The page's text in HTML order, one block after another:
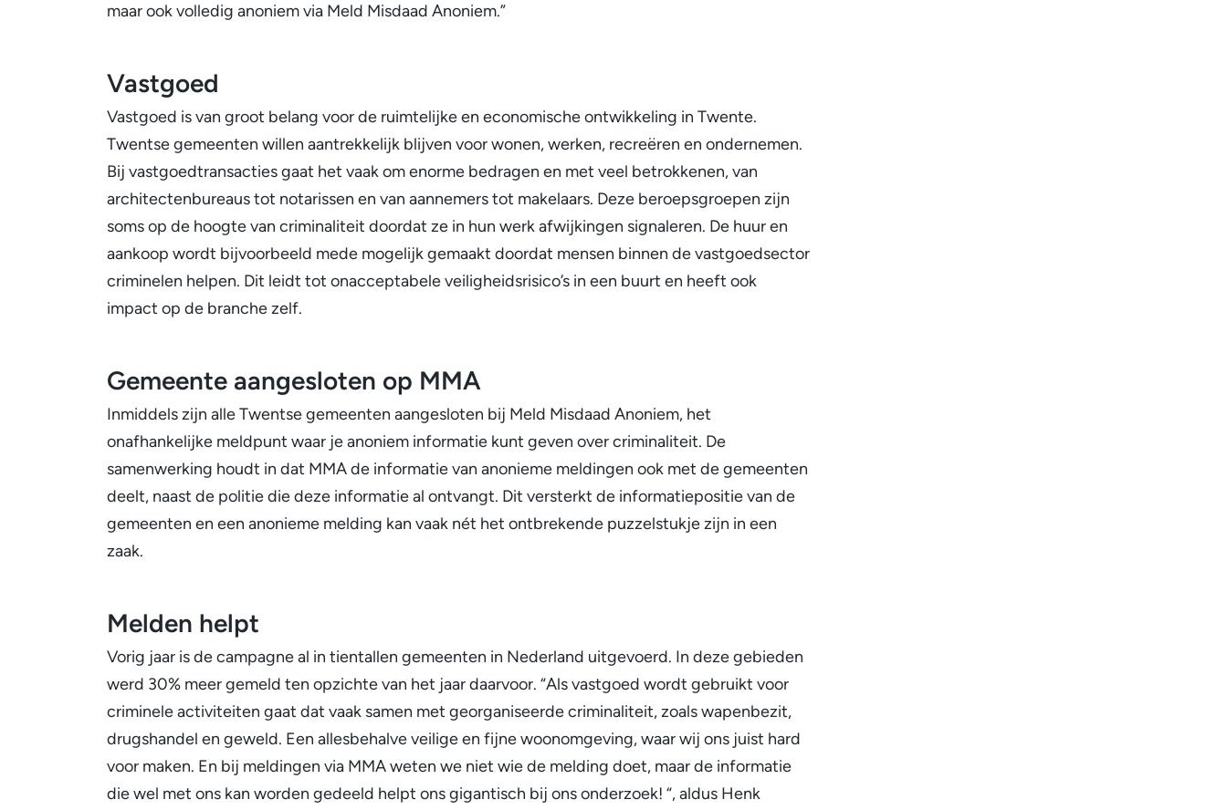
maar ook volledig anoniem via Meld Misdaad Anoniem.”
Vastgoed
Vastgoed is van groot belang voor de ruimtelijke en economische ontwikkeling in Twente.
Twentse gemeenten willen aantrekkelijk blijven voor wonen, werken, recreëren en ondernemen.
Bij vastgoedtransacties gaat het vaak om enorme bedragen en met veel betrokkenen, van
architectenbureaus tot notarissen en van aannemers tot makelaars. Deze beroepsgroepen zijn
soms op de hoogte van criminaliteit doordat ze in hun werk afwijkingen signaleren. De huur en
aankoop wordt bijvoorbeeld mede mogelijk gemaakt doordat mensen binnen de vastgoedsector
criminelen helpen. Dit leidt tot onacceptabele veiligheidsrisico’s in een buurt en heeft ook
impact op de branche zelf.
Gemeente aangesloten op MMA
Inmiddels zijn alle Twentse gemeenten aangesloten bij Meld Misdaad Anoniem, het
onafhankelijke meldpunt waar je anoniem informatie kunt geven over criminaliteit. De
samenwerking houdt in dat MMA de informatie van anonieme meldingen ook met de gemeenten
deelt, naast de politie die deze informatie al ontvangt. Dit versterkt de informatiepositie van de
gemeenten en een anonieme melding kan vaak nét het ontbrekende puzzelstukje zijn in een
zaak.
Melden helpt
Vorig jaar is de campagne al in tientallen gemeenten in Nederland uitgevoerd. In deze gebieden
werd 30% meer gemeld ten opzichte van het jaar daarvoor. “Als vastgoed wordt gebruikt voor
criminele activiteiten gaat dat vaak samen met georganiseerde criminaliteit, zoals wapenbezit,
drugshandel en geweld. Een allesbehalve veilige en fijne woonomgeving, waar wij ons juist hard
voor maken. En bij meldingen via MMA weten we niet wie de melding doet, maar de informatie
die wel met ons kan worden gedeeld helpt ons gigantisch bij ons onderzoek! “, aldus Henk